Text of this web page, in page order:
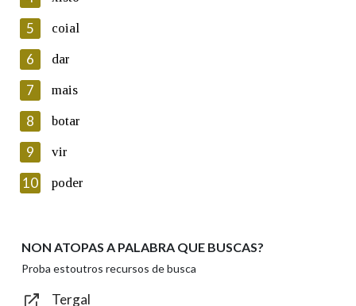
Lin e acepto as condicións da política de
Introduce o código que aparece na imaxe:
Texto de verificación
Enviar
5 coial
6 dar
7 mais
8 botar
9 vir
10 poder
NON ATOPAS A PALABRA QUE BUSCAS?
Proba estoutros recursos de busca
Tergal